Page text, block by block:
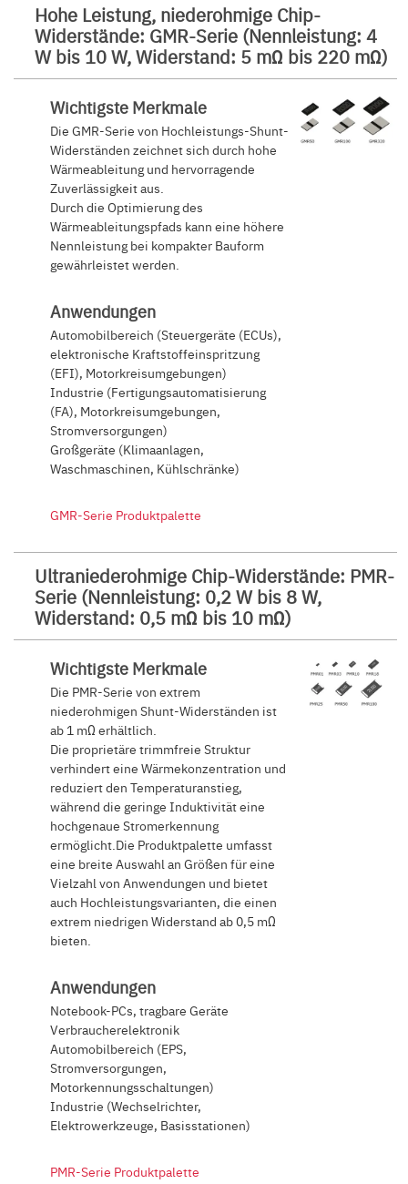
Hohe Leistung, niederohmige Chip-
Widerstände: GMR-Serie (Nennleistung: 4
W bis 10 W, Widerstand: 5 mΩ bis 220 mΩ)
Wichtigste Merkmale
Die GMR-Serie von Hochleistungs-Shunt-
Widerständen zeichnet sich durch hohe
Wärmeableitung und hervorragende
Zuverlässigkeit aus.
Durch die Optimierung des
Wärmeableitungspfads kann eine höhere
Nennleistung bei kompakter Bauform
gewährleistet werden.
Anwendungen
Automobilbereich (Steuergeräte (ECUs),
elektronische Kraftstoffeinspritzung
(EFI), Motorkreisumgebungen)
Industrie (Fertigungsautomatisierung
(FA), Motorkreisumgebungen,
Stromversorgungen)
Großgeräte (Klimaanlagen,
Waschmaschinen, Kühlschränke)
GMR-Serie Produktpalette
Ultraniederohmige Chip-Widerstände: PMR-
Serie (Nennleistung: 0,2 W bis 8 W,
Widerstand: 0,5 mΩ bis 10 mΩ)
Wichtigste Merkmale
Die PMR-Serie von extrem
niederohmigen Shunt-Widerständen ist
ab 1 mΩ erhältlich.
Die proprietäre trimmfreie Struktur
verhindert eine Wärmekonzentration und
reduziert den Temperaturanstieg,
während die geringe Induktivität eine
hochgenaue Stromerkennung
ermöglicht.Die Produktpalette umfasst
eine breite Auswahl an Größen für eine
Vielzahl von Anwendungen und bietet
auch Hochleistungsvarianten, die einen
extrem niedrigen Widerstand ab 0,5 mΩ
bieten.
Anwendungen
Notebook-PCs, tragbare Geräte
Verbraucherelektronik
Automobilbereich (EPS,
Stromversorgungen,
Motorkennungsschaltungen)
Industrie (Wechselrichter,
Elektrowerkzeuge, Basisstationen)
PMR-Serie Produktpalette